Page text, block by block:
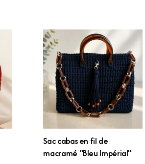
Sac cabas en fil de
macramé “Bleu Impérial”